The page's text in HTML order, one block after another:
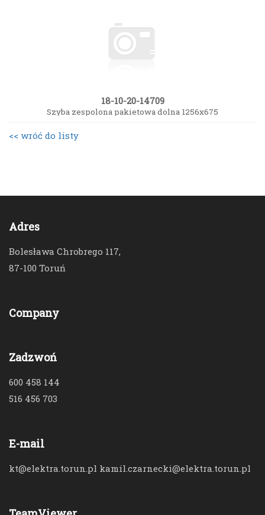
18-10-20-14709
Szyba zespolona pakietowa dolna 1256x675
<< wróć do listy
Adres
Bolesława Chrobrego 117,
87-100 Toruń
Company
Zadzwoń
600 458 144
516 456 703
E-mail
kt@elektra.torun.pl kamil.czarnecki@elektra.torun.pl